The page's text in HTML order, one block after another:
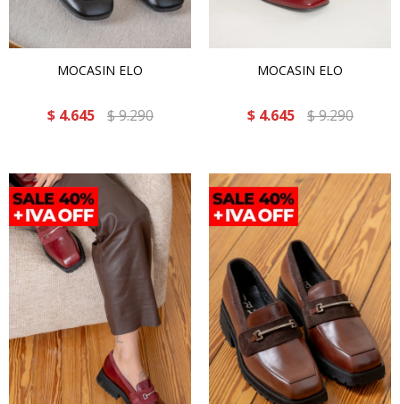
MOCASIN ELO
$ 4.645 $9.290
MOCASIN ELO
$ 4.645 $9.290